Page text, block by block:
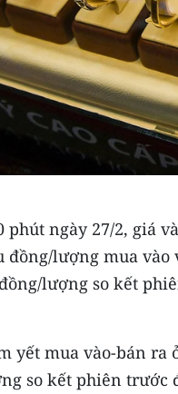
phút ngày 27/2, giá
đồng/lượng mua
lượng so kết
yết mua vào-bán ra
so kết phiên